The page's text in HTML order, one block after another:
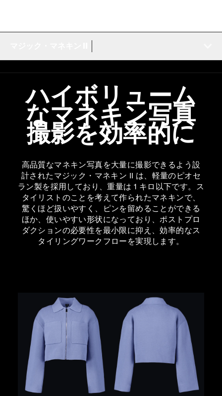
ハイボリューム
なマネキン写真
撮影を効率的に
高品質なマネキン写真を大量に撮影できるよう設
計されたマジック・マネキン II は、軽量のピオセ
ラン製を採用しており、重量は 1 キロ以下です。ス
タイリストのことを考えて作られたマネキンで、
驚くほど扱いやすく、ピンを留めることができる
ほか、使いやすい形状になっており、ポストプロ
ダクションの必要性を最小限に抑え、効率的なス
タイリングワークフローを実現します。